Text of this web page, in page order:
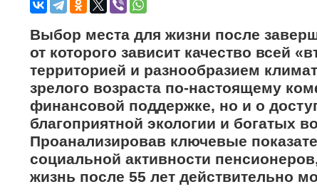
Выбор места для жизни после
от которого зависит качество всей
территорией и разнообразием
зрелого возраста по-настоящему
финансовой поддержке, но и о
благоприятной экологии и богатых
Проанализировав ключевые
социальной активности
жизнь после 55 лет действительно